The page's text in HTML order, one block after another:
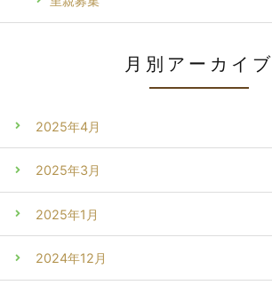
月別アーカイブ
2025年4月
2025年3月
2025年1月
2024年12月